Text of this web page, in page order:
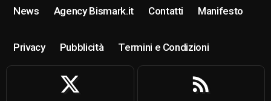
News Agency Bismark.it Contatti Manifesto
Privacy Pubblicità Termini e Condizioni